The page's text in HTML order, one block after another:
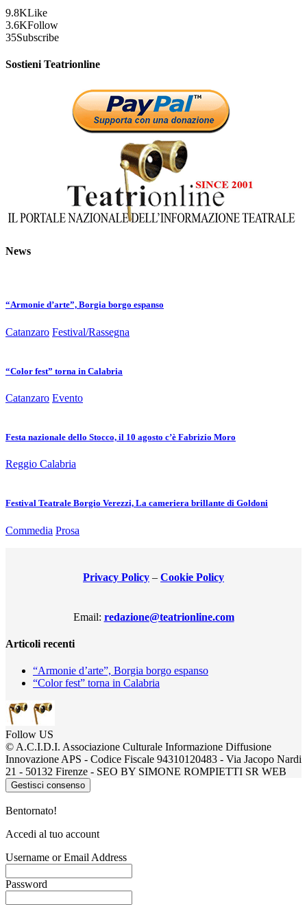
9.8KLike
3.6KFollow
35Subscribe
Sostieni Teatrionline
News
“Armonie d’arte”, Borgia borgo espanso
Catanzaro Festival/Rassegna
“Color fest” torna in Calabria
Catanzaro Evento
Festa nazionale dello Stocco, il 10 agosto c’è Fabrizio Moro
Reggio Calabria
Festival Teatrale Borgio Verezzi, La cameriera brillante di Goldoni
Commedia Prosa
Privacy Policy – Cookie Policy
Email: redazione@teatrionline.com
Articoli recenti
“Armonie d’arte”, Borgia borgo espanso
“Color fest” torna in Calabria
Follow US
© A.C.I.D.I. Associazione Culturale Informazione Diffusione
Innovazione APS - Codice Fiscale 94310120483 - Via Jacopo Nardi
21 - 50132 Firenze - SEO BY SIMONE ROMPIETTI SR WEB
Gestisci consenso
Bentornato!
Accedi al tuo account
Username or Email Address
Password